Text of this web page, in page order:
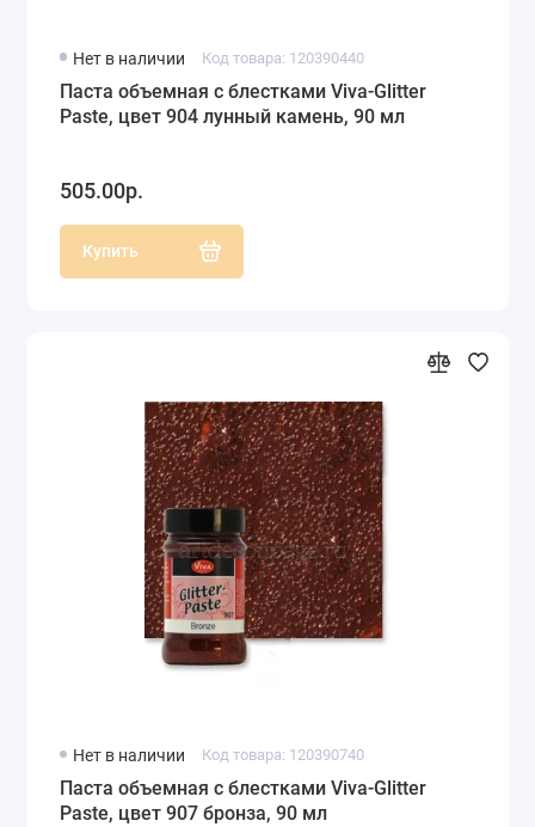
Нет в наличии Код товара: 120390440
Паста объемная с блестками Viva-Glitter
Paste, цвет 904 лунный камень, 90 мл
505.00р.
Купить
Нет в наличии Код товара: 120390740
Паста объемная с блестками Viva-Glitter
Paste, цвет 907 бронза, 90 мл